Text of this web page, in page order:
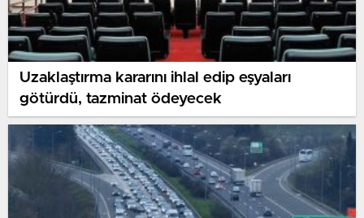
Uzaklaştırma kararını ihlal edip eşyaları
götürdü, tazminat ödeyecek